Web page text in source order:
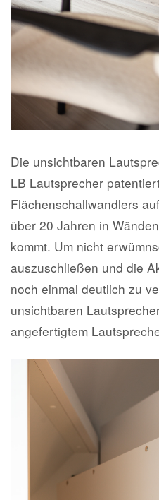
Die unsichtbaren
LB Lautsprecher
Flächenschallwandlers
über 20 Jahren in
kommt. Um nicht
auszuschließen und die
noch einmal deutlich zu
unsichtbaren
angefertigtem